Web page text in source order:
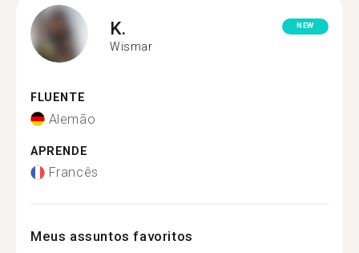
K.
Wismar
NEW
FLUENTE
Alemão
APRENDE
Francês
Meus assuntos favoritos